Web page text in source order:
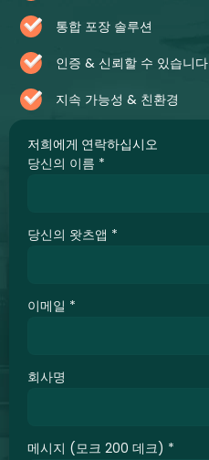
저희에게 연락하십시오
당신의 이름 *
당신의 왓츠앱 *
이메일 *
회사명
메시지 (모크 200 데크) *
통합 포장 솔루션
인증 & 신뢰할 수 있습니다
지속 가능성 & 친환경